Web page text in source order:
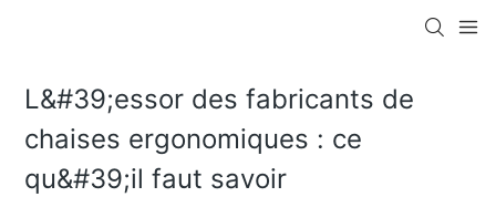
L&#39;essor des fabricants de
chaises ergonomiques : ce
qu&#39;il faut savoir